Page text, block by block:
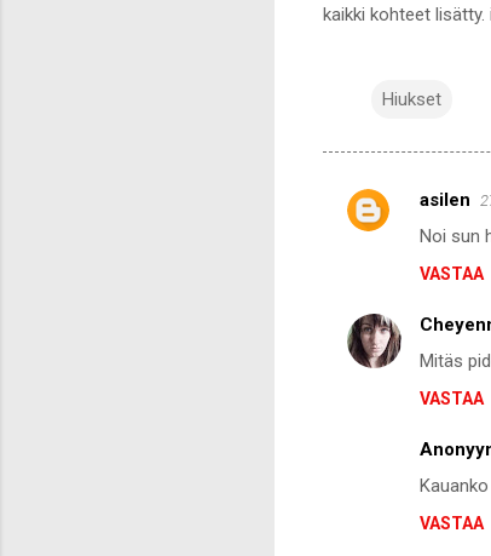
kaikki kohteet
Hiukset
K
m
e
asilen
Noi sun
VASTAA
Mitäs
VASTAA
VASTAA